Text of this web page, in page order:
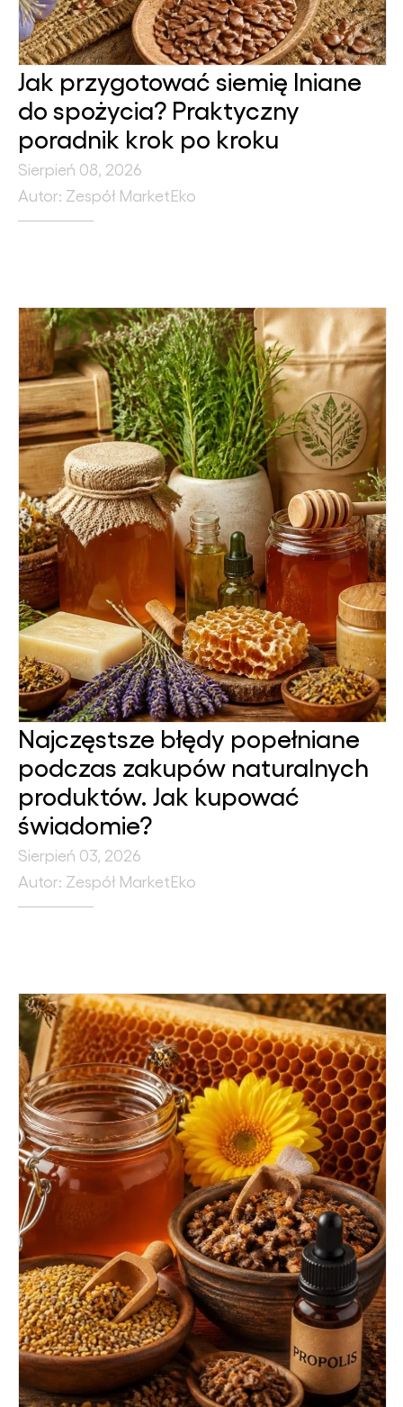
Jak przygotować siemię lniane
do spożycia? Praktyczny
poradnik krok po kroku
Sierpień 08, 2026
Autor: Zespół MarketEko
Najczęstsze błędy popełniane
podczas zakupów naturalnych
produktów. Jak kupować
świadomie?
Sierpień 03, 2026
Autor: Zespół MarketEko